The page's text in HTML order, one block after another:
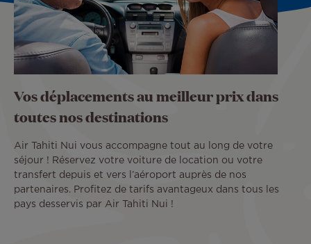
Vos déplacements au meilleur prix dans
toutes nos destinations
Air Tahiti Nui vous accompagne tout au long de votre
séjour ! Réservez votre voiture de location ou votre
transfert depuis et vers l’aéroport auprès de nos
partenaires. Profitez de tarifs avantageux dans tous les
pays desservis par Air Tahiti Nui !